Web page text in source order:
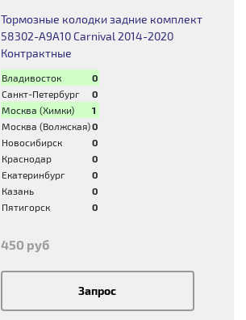
Тормозные колодки задние комплект
58302-A9A10 Carnival 2014-2020
Контрактные
Владивосток
0
Санкт-Петербург
0
Москва (Химки)
1
Москва (Волжская)0
Новосибирск
0
Краснодар
0
Екатеринбург
0
Казань
0
Пятигорск
0
450 руб
Запрос